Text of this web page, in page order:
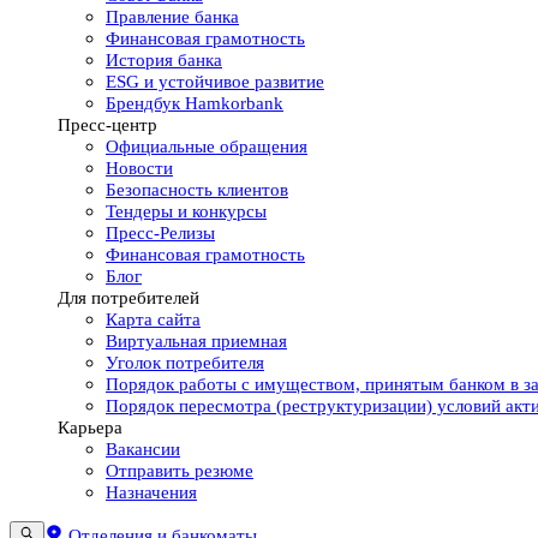
Правление банка
Финансовая грамотность
История банка
ESG и устойчивое развитие
Брендбук Hamkorbank
Пресс-центр
Официальные обращения
Новости
Безопасность клиентов
Тендеры и конкурсы
Пресс-Релизы
Финансовая грамотность
Блог
Для потребителей
Карта сайта
Виртуальная приемная
Уголок потребителя
Порядок работы с имуществом, принятым банком в
Порядок пересмотра (реструктуризации) условий
Карьера
Вакансии
Отправить резюме
Назначения